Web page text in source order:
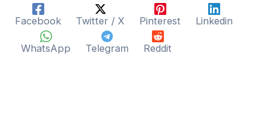
Facebook Twitter / X Pinterest Linkedin
WhatsApp Telegram Reddit